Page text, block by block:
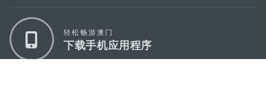
轻松畅游澳门
下载手机应用程序